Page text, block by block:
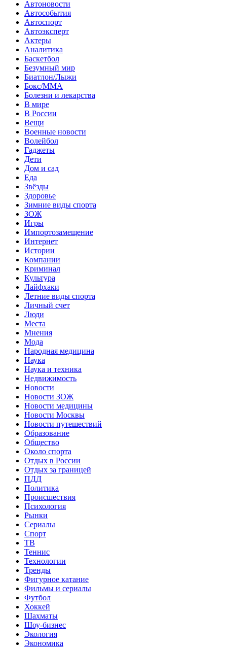
Автоновости
Автособытия
Автоспорт
Автоэксперт
Актеры
Аналитика
Баскетбол
Безумный мир
Биатлон/Лыжи
Бокс/MMA
Болезни и лекарства
В мире
В России
Вещи
Военные новости
Волейбол
Гаджеты
Дети
Дом и сад
Еда
Звёзды
Здоровье
Зимние виды спорта
ЗОЖ
Игры
Импортозамещение
Интернет
Истории
Компании
Криминал
Культура
Лайфхаки
Летние виды спорта
Личный счет
Люди
Места
Мнения
Мода
Народная медицина
Наука
Наука и техника
Недвижимость
Новости
Новости ЗОЖ
Новости медицины
Новости Москвы
Новости путешествий
Образование
Общество
Около спорта
Отдых в России
Отдых за границей
ПДД
Политика
Происшествия
Психология
Рынки
Сериалы
Спорт
ТВ
Теннис
Технологии
Тренды
Фигурное катание
Фильмы и сериалы
Футбол
Хоккей
Шахматы
Шоу-бизнес
Экология
Экономика